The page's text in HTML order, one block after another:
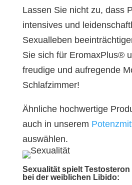
Lassen Sie nicht zu, dass
intensives und
Sexualleben
Sie sich für EromaxPlus®
freudige und aufregende
Schlafzimmer!
Ähnliche hochwertige
auch in unserem
auswählen.
Sexualität spielt
bei der weiblichen Libido: